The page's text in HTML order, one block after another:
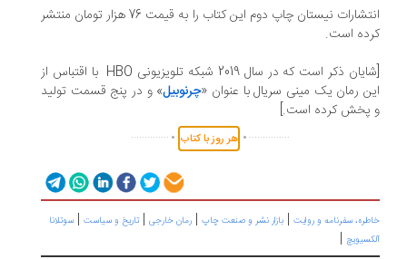
انتشارات نیستان چاپ دوم این کتاب را به قیمت 76 هزار تومان منتشر
است.
[شایان ذکر است که در سال 2019 شبکه تلویزیونی HBO با اقتباس از
رمان یک مینی سریال با عنوان «چرنوبیل» و در پنج قسمت تولید
کرده است.]
...............
. هر روز با کتاب.
..............
سفرنامه‌ و روایت|بازار نشر و صنعت چاپ|رمان خارجی|تاریخ و سیاست |سوتلانا
|